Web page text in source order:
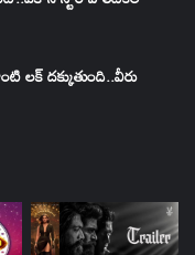
దక్కుతుంది..వీరు